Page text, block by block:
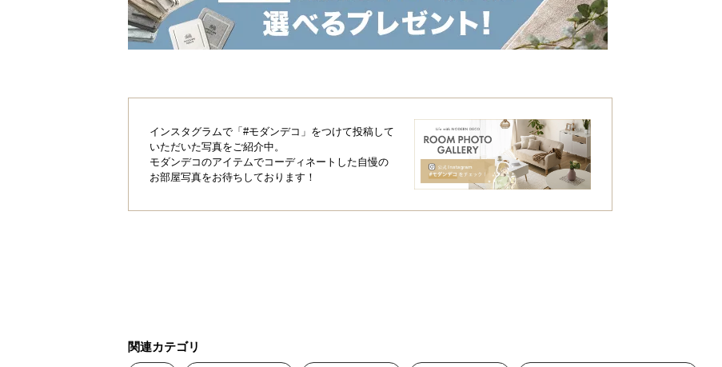
インスタグラムで「#モダンデコ」をつけて投稿して
いただいた写真をご紹介中。
モダンデコのアイテムでコーディネートした自慢の
お部屋写真をお待ちしております！
関連カテゴリ